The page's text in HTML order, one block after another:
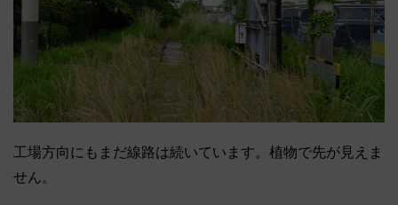
工場方向にもまだ線路は続いています。植物で先が見えま
せん。